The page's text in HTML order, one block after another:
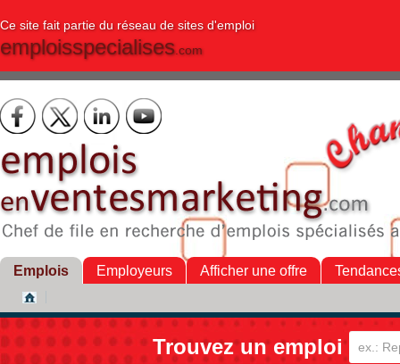
Ce site fait partie du réseau de sites d'emploi
emploisspecialises.com
Emplois Employeurs Afficher une offre
Trouvez un emploi